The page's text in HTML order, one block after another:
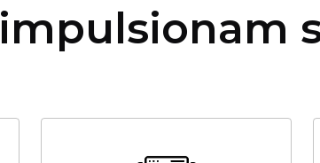
impulsionam